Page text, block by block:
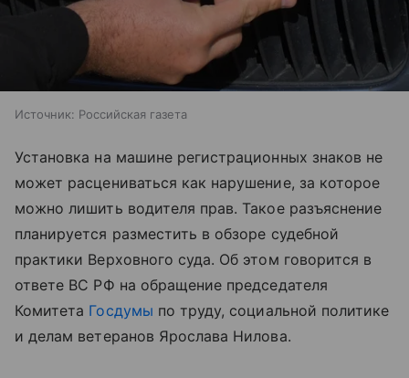
Источник: Российская газета
Установка на машине регистрационных знаков не
может расцениваться как нарушение, за которое
можно лишить водителя прав. Такое разъяснение
планируется разместить в обзоре судебной
практики Верховного суда. Об этом говорится в
ответе ВС РФ на обращение председателя
Комитета Госдумы по труду, социальной политике
и делам ветеранов Ярослава Нилова.